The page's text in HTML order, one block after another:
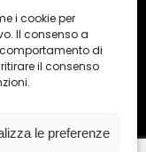
i cookie per
Il consenso a
di
il consenso
le preferenze